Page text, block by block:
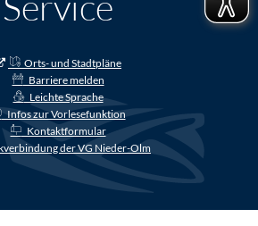
Orts- und Stadtpläne
Barriere melden
Leichte Sprache
Infos zur Vorlesefunktion
Kontaktformular
der VG Nieder-Olm